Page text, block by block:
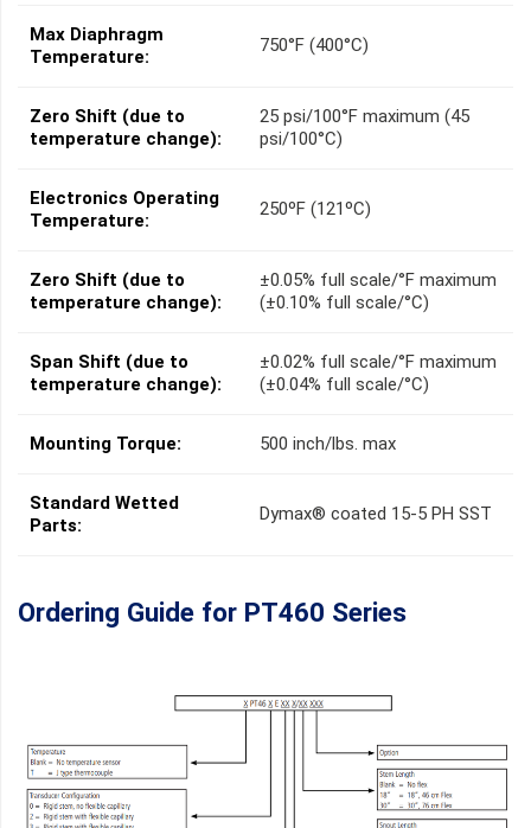
Max Diaphragm
Temperature:
750°F (400°C)
Zero Shift (due to
temperature change):
25 psi/100°F maximum (45
psi/100°C)
Electronics Operating
Temperature:
250ºF (121ºC)
Zero Shift (due to
temperature change):
±0.05% full scale/°F maximum
(±0.10% full scale/°C)
Span Shift (due to
temperature change):
±0.02% full scale/°F maximum
(±0.04% full scale/°C)
Mounting Torque: 500 inch/lbs. max
Standard Wetted
Parts:
Dymax® coated 15-5 PH SST
Ordering Guide for PT460 Series